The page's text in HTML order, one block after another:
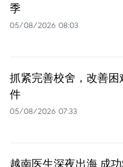
季
05/08/2026 08:03
抓紧完善校舍，改善困
件
05/08/2026 07:33
越南医生深夜出海 成